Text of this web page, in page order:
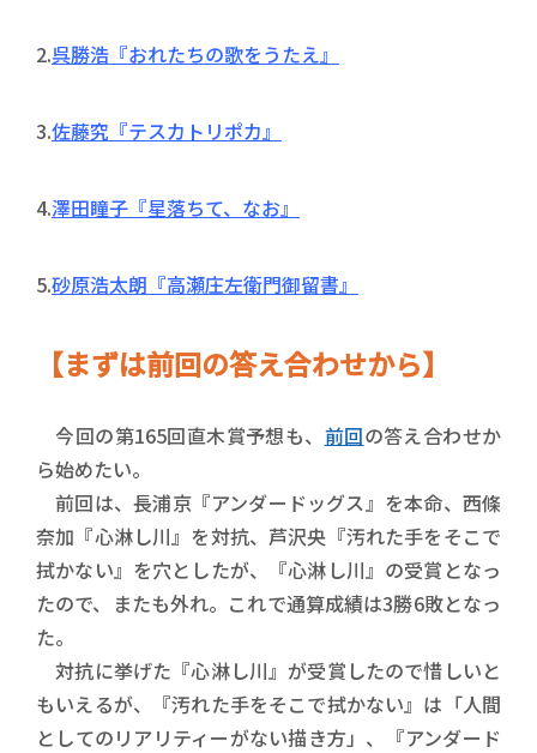
2.呉勝浩『おれたちの歌をうたえ』
3.佐藤究『テスカトリポカ』
4.澤田瞳子『星落ちて、なお』
5.砂原浩太朗『高瀬庄左衛門御留書』
【まずは前回の答え合わせから】
今回の第165回直木賞予想も、 前回の答え合わせか
ら始めたい。
前回は、長浦京『アンダードッグス』を本命、西條
奈加『心淋し川』を対抗、芦沢央『汚れた手をそこで
拭かない』を穴としたが、『心淋し川』の受賞となっ
たので、またも外れ。これで通算成績は3勝6敗となっ
た。
対抗に挙げた『心淋し川』が受賞したので惜しいと
もいえるが、『汚れた手をそこで拭かない』は「人間
としてのリアリティーがない描き方」、『アンダード